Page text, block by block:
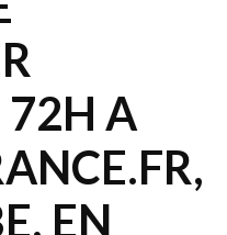
72H A
EN